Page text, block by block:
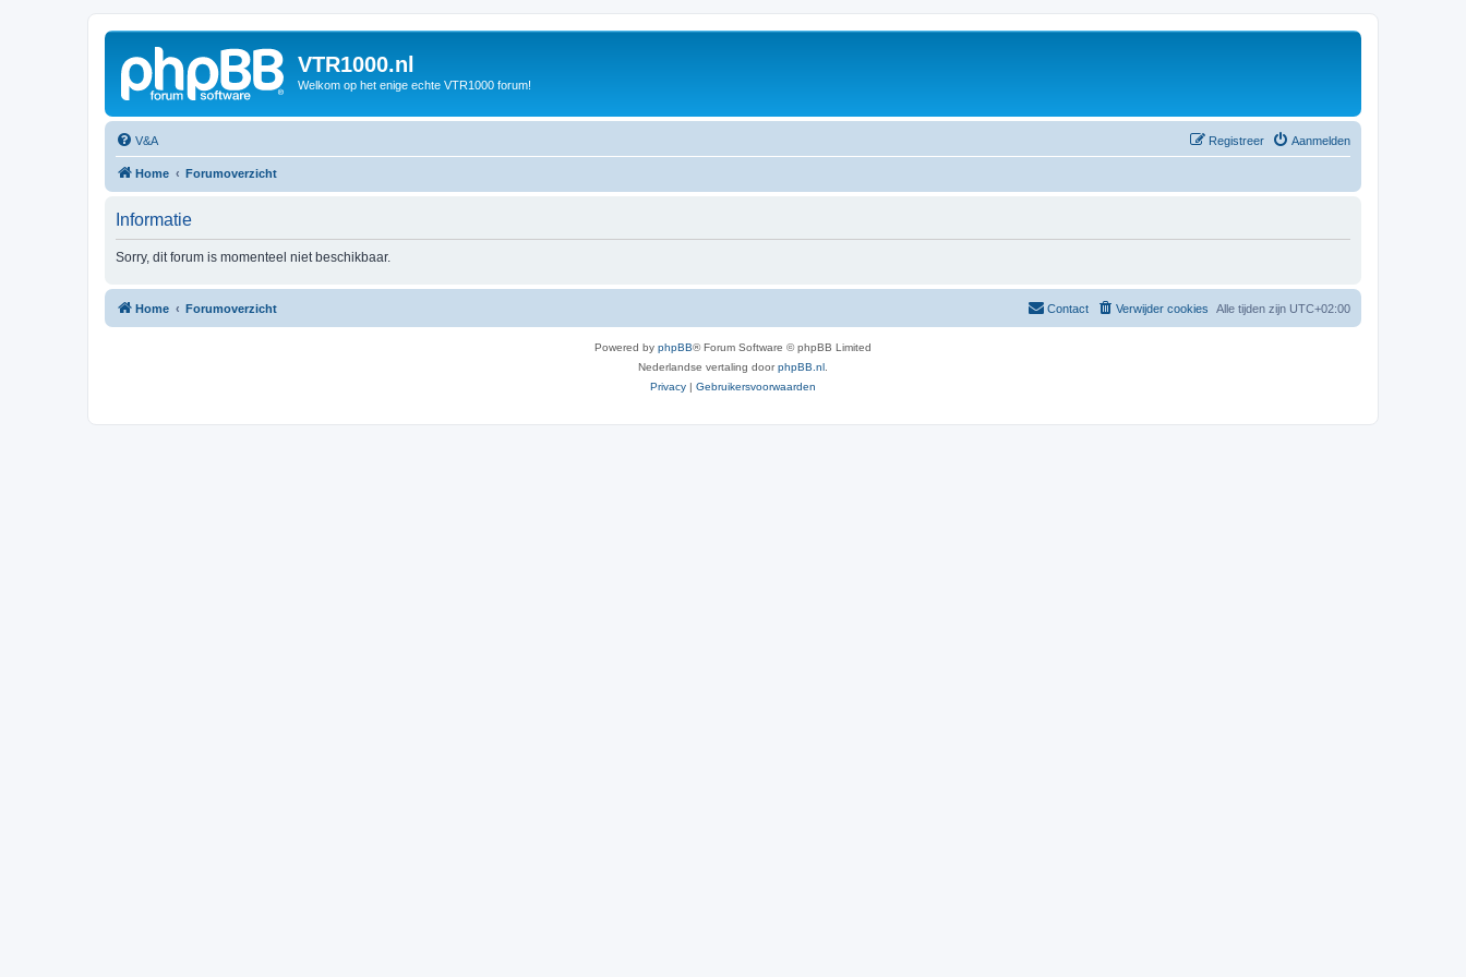
VTR1000.nl
Welkom op het enige echte VTR1000 forum!
V&A Aanmelden
Registreer
Home Forumoverzicht
Informatie
Sorry, dit forum is momenteel niet beschikbaar.
Home Forumoverzicht Alle tijden zijn UTC+02:00
Verwijder cookies
Contact
Powered by phpBB® Forum Software © phpBB Limited
Nederlandse vertaling doorphpBB.nl
Privacy | Gebruikersvoorwaarden